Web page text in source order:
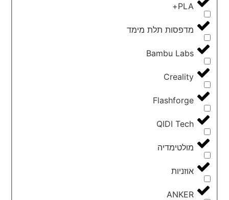
PLA+
מדפסות תלת מימד
Bambu Labs
Creality
Flashforge
QIDI Tech
מולטימדיה
אוזניות
ANKER